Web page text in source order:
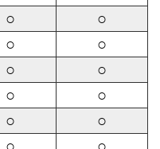
○ ○
○ ○
○ ○
○ ○
○ ○